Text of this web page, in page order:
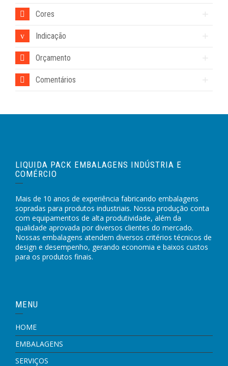
Cores
Indicação
Orçamento
Comentários
LIQUIDA PACK EMBALAGENS INDÚSTRIA E
COMÉRCIO
Mais de 10 anos de experiência fabricando embalagens
sopradas para produtos industriais. Nossa produção conta
com equipamentos de alta produtividade, além da
qualidade aprovada por diversos clientes do mercado.
Nossas embalagens atendem diversos critérios técnicos de
design e desempenho, gerando economia e baixos custos
para os produtos finais.
MENU
HOME
EMBALAGENS
SERVIÇOS